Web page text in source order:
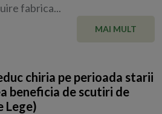
fabrica...
MAI MULT
chiria pe perioada starii
beneficia de scutiri de
Lege)